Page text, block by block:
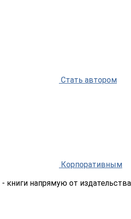
Стать автором
Корпоративным
- книги напрямую от издательства